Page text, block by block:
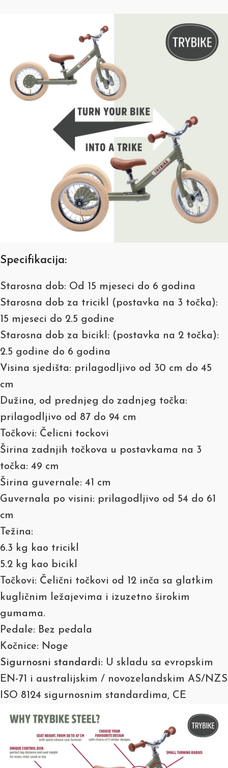
Specifikacija:
Starosna dob: Od 15 mjeseci do 6 godina
Starosna dob za tricikl (postavka na 3 točka):
15 mjeseci do 2.5 godine
Starosna dob za bicikl: (postavka na 2 točka):
2.5 godine do 6 godina
Visina sjedišta: prilagodljivo od 30 cm do 45
cm
Dužina, od prednjeg do zadnjeg točka:
prilagodljivo od 87 do 94 cm
Točkovi: Čelicni tockovi
Širina zadnjih točkova u postavkama na 3
točka: 49 cm
Širina guvernale: 41 cm
Guvernala po visini: prilagodljivo od 54 do 61
cm
Težina:
6.3 kg kao tricikl
5.2 kg kao bicikl
Točkovi: Čelični točkovi od 12 inča sa glatkim
kugličnim ležajevima i izuzetno širokim
gumama.
Pedale: Bez pedala
Kočnice: Noge
Sigurnosni standardi: U skladu sa evropskim
EN-71 i australijskim / novozelandskim AS/NZS
ISO 8124 sigurnosnim standardima, CE